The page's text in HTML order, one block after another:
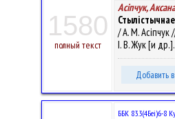
1580
полный текст
Асіпчук,
/ А. М. Асіпчук
І. В. Жук [и
Добавить
ББК 83.3(4Беі)6-8